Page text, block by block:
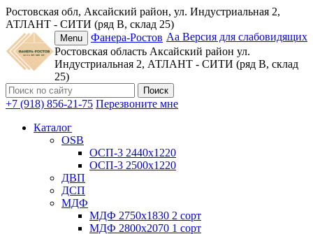
Ростовская обл, Аксайский район, ул. Индустриальная 2,
АТЛАНТ - СИТИ (ряд В, склад 25)
Аа Версия для слабовидящих
Menu
Фанера-Ростов
Ростовская область Аксайский район ул.
Индустриальная 2, АТЛАНТ - СИТИ (ряд В, склад
25)
+7 (918) 856-21-75 Перезвоните мне
Каталог
OSB
ОСП-3 2440х1220
ОСП-3 2500х1220
ДВП
ДСП
МДФ
МДФ 2750х1830 2 сорт
МДФ 2800х2070 1 сорт